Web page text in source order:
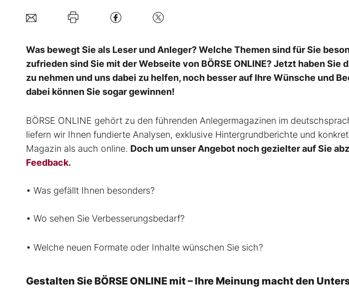
Was bewegt Sie als Leser und Anleger? Welche Themen sind für Sie
zufrieden sind Sie mit der Webseite von BÖRSE ONLINE? Jetzt haben
zu nehmen und uns dabei zu helfen, noch besser auf Ihre Wünsche und
dabei können Sie sogar gewinnen!
BÖRSE ONLINE gehört zu den führenden Anlegermagazinen im
liefern wir Ihnen fundierte Analysen, exklusive Hintergrundberichte und
Magazin als auch online. Doch um unser Angebot noch gezielter auf Sie
Feedback.
• Was gefällt Ihnen besonders?
• Wo sehen Sie Verbesserungsbedarf?
• Welche neuen Formate oder Inhalte wünschen Sie sich?
Gestalten Sie BÖRSE ONLINE mit – Ihre Meinung macht den